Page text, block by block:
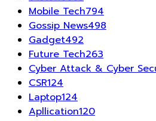
Mobile Tech794
Gossip News498
Gadget492
Future Tech263
Cyber Attack & Cyber
CSR124
Laptop124
Apllication120